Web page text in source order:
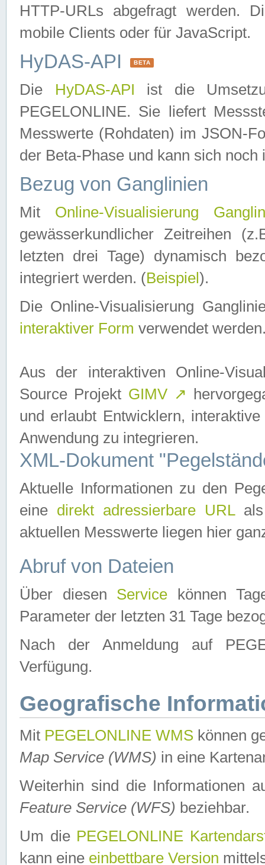
HTTP-URLs abgefragt werden.
mobile Clients oder für JavaScript.
HyDAS-API BETA
Die HyDAS-API ist die
PEGELONLINE. Sie liefert
Messwerte (Rohdaten) im JSON-
der Beta-Phase und kann sich noch
Bezug von Ganglinien
Mit Online-Visualisierung
gewässerkundlicher Zeitreihen
letzten drei Tage) dynamisch
integriert werden. (Beispiel ).
Die Online-Visualisierung
interaktiver Form verwendet
Aus der interaktiven Online-
Source Projekt GIMV ↗
und erlaubt Entwicklern,
Anwendung zu integrieren.
XML-Dokument
Aktuelle Informationen zu den
eine direkt adressierbare URLals
aktuellen Messwerte liegen hier
Abruf von Dateien
Über diesen Service können
Parameter der letzten 31 Tage
Nach der Anmeldung auf
Verfügung.
Geografische
Mit PEGELONLINE WMS können
Map Service (WMS) in eine
Weiterhin sind die Informationen
Feature Service (WFS) beziehbar.
Um die PEGELONLINE
kann eine einbettbare Version